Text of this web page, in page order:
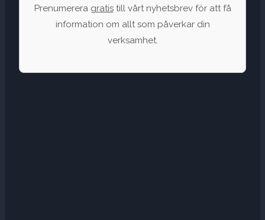
Prenumerera gratistill vårt nyhetsbrev för att få
information om allt som påverkar din
verksamhet.